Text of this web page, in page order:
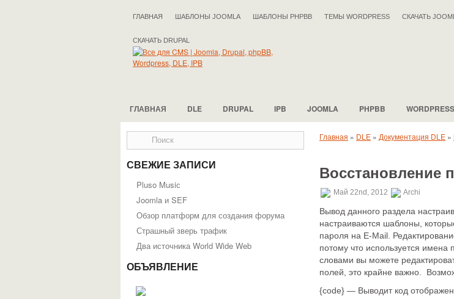
ГЛАВНАЯ ШАБЛОНЫ JOOMLA ШАБЛОНЫ PHPBB ТЕМЫ WORDPRESS СКАЧАТЬ
СКАЧАТЬ DRUPAL
ГЛАВНАЯ DLE DRUPAL IPB JOOMLA PHPBB WORDPRESS
СВЕЖИЕ ЗАПИСИ
Pluso Musiс
Joomla и SEF
Обзор платформ для создания форума
Страшный зверь трафик
Два источника World Wide Web
ОБЪЯВЛЕНИЕ
Главная » DLE » Документация DLE »
Восстановление
Май 22nd, 2012 Archi
Вывод данного раздела
настраиваются шаблоны,
пароля на E-Mail.
потому что используется
словами вы можете
полей, это крайне важно.
{code} — Выводит код